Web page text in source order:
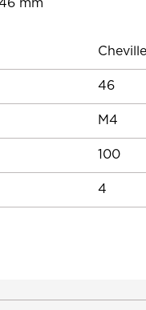
mm
46
M4
100
4